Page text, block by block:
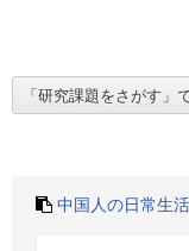
中国人の日常生